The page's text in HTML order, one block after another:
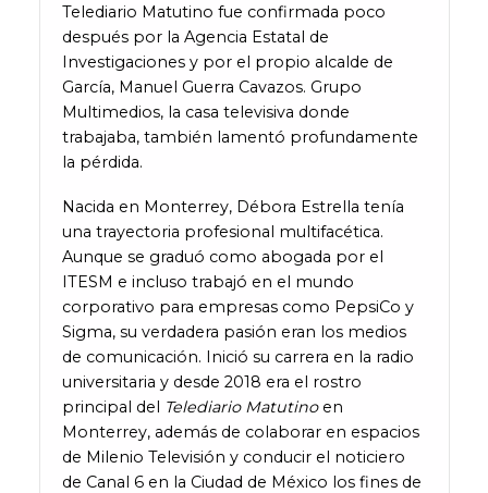
Telediario Matutino fue confirmada poco
después por la Agencia Estatal de
Investigaciones y por el propio alcalde de
García, Manuel Guerra Cavazos. Grupo
Multimedios, la casa televisiva donde
trabajaba, también lamentó profundamente
la pérdida.
Nacida en Monterrey, Débora Estrella tenía
una trayectoria profesional multifacética.
Aunque se graduó como abogada por el
ITESM e incluso trabajó en el mundo
corporativo para empresas como PepsiCo y
Sigma, su verdadera pasión eran los medios
de comunicación. Inició su carrera en la radio
universitaria y desde 2018 era el rostro
principal del Telediario Matutinoen
Monterrey, además de colaborar en espacios
de Milenio Televisión y conducir el noticiero
de Canal 6 en la Ciudad de México los fines de